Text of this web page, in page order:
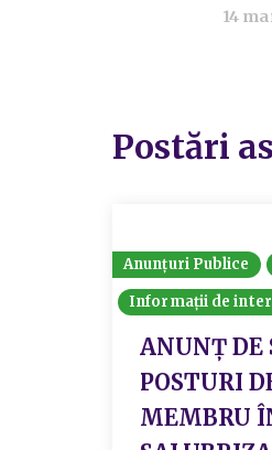
14
Postări
Anunțuri Publice
Informații de
ANUNŢ DE
POSTURI
MEMBRU